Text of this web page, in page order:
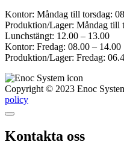
Kontor: Måndag till torsdag:
Produktion/Lager: Måndag till
Lunchstängt: 12.00 – 13.00
Kontor: Fredag: 08.00 – 14.00
Produktion/Lager: Fredag:
Copyright © 2023 Enoc
policy
Kontakta oss